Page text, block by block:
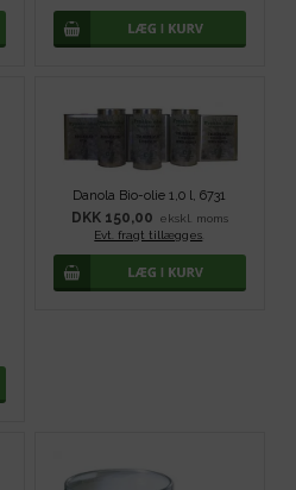
Danola Bio-olie 1,0 l, 6731
DKK 150,00
ekskl. moms
Evt. fragt tillægges